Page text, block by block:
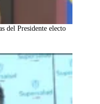
del Presidente electo